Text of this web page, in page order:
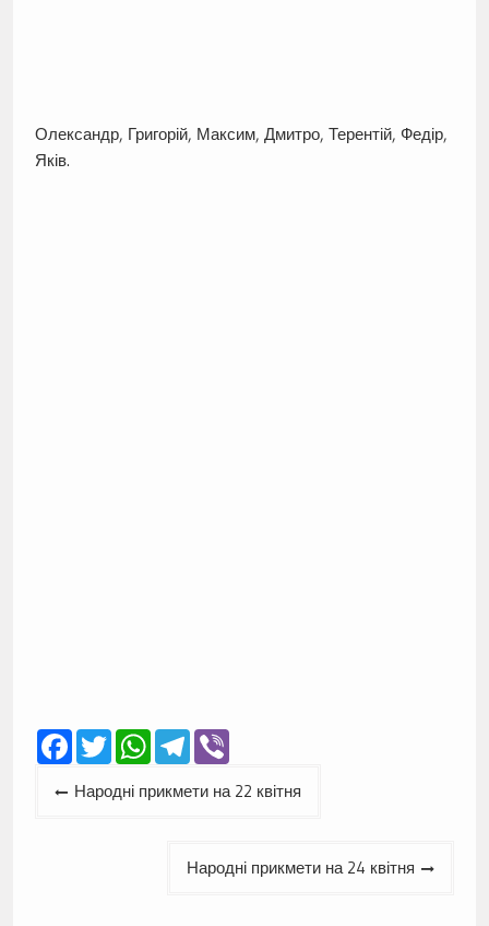
Олександр, Григорій, Максим, Дмитро, Терентій, Федір,
Яків.
Facebook
TwitterWhatsApp
Telegram
Viber
Навігація
Народні прикмети на 22 квітня
Народні прикмети на 24 квітня